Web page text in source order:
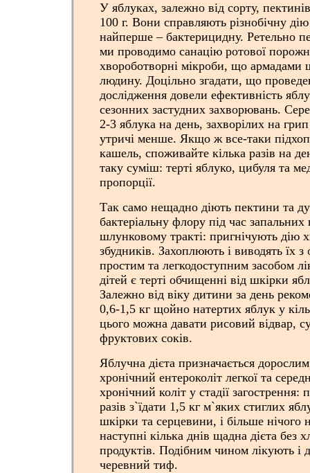
У яблуках, залежно від сорту,
100 г. Вони справляють різнобічну
найперше – бактерицидну. Ретельно
ми проводимо санацію ротової
хвороботворні мікроби, що армадами
людину. Доцільно згадати, що
дослідження довели ефективність
сезонних застудних захворювань.
2-3 яблука на день, захворілих на
утричі менше. Якщо ж все-таки
кашель, споживайте кілька разів на
таку суміш: терті яблуко, цибуля та
пропорції.
Так само нещадно діють пектини та
бактеріальну флору під час запальних
шлунковому тракті: пригнічують дію
збудників. Захоплюють і виводять їх
простим та легкодоступним засобом
дітей є терті обчищенні від шкірки
Залежно від віку дитини за день
0,6-1,5 кг щойно натертих яблук у
цього можна давати рисовий відвар,
фруктових соків.
Яблучна дієта призначається
хронічний ентероколіт легкої та
хронічний коліт у стадії загострення:
разів з`їдати 1,5 кг м`яких стиглих
шкірки та серцевини, і більше нічого
наступні кілька днів щадна дієта без
продуктів. Подібним чином лікують і
черевний тиф.